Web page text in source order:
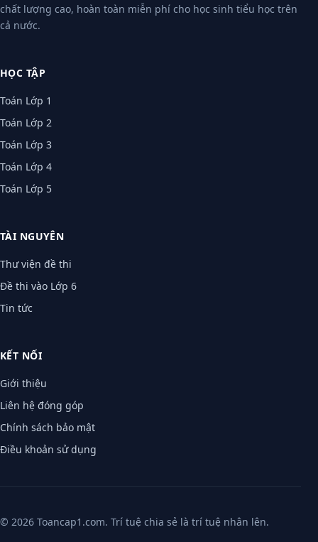
chất lượng cao, hoàn toàn miễn phí cho học sinh tiểu học trên
cả nước.
HỌC TẬP
Toán Lớp 1
Toán Lớp 2
Toán Lớp 3
Toán Lớp 4
Toán Lớp 5
TÀI NGUYÊN
Thư viện đề thi
Đề thi vào Lớp 6
Tin tức
KẾT NỐI
Giới thiệu
Liên hệ đóng góp
Chính sách bảo mật
Điều khoản sử dụng
© 2026 Toancap1.com. Trí tuệ chia sẻ là trí tuệ nhân lên.